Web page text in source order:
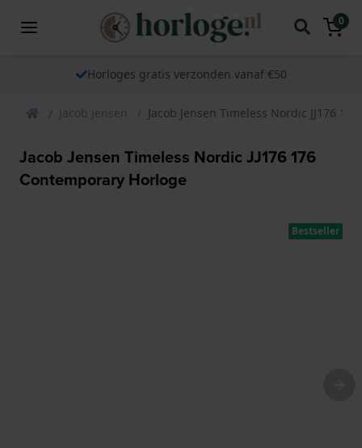
0
Horloges gratis verzonden vanaf €50
Jacob Jensen Jacob Jensen Timeless Nordic JJ176
Jacob Jensen Timeless Nordic JJ176 176
Contemporary Horloge
Bestseller